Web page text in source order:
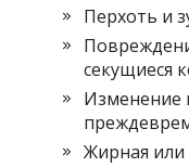
Перхоть и
секущиеся
Изменение
Жирная или